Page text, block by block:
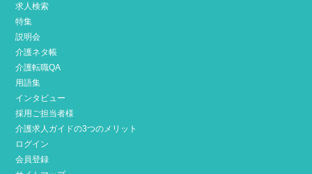
求人検索
特集
説明会
介護ネタ帳
介護転職QA
用語集
インタビュー
採用ご担当者様
介護求人ガイドの3つのメリット
ログイン
会員登録